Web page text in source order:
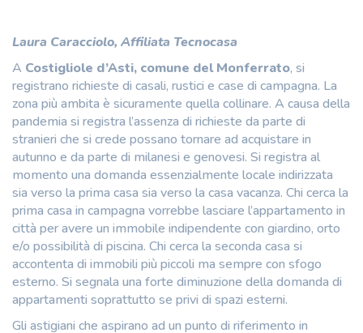
Laura Caracciolo, Affiliata Tecnocasa
A Costigliole d’Asti, comune del Monferrato, si
registrano richieste di casali, rustici e case di campagna. La
zona più ambita è sicuramente quella collinare. A causa della
pandemia si registra l’assenza di richieste da parte di
stranieri che si crede possano tornare ad acquistare in
autunno e da parte di milanesi e genovesi. Si registra al
momento una domanda essenzialmente locale indirizzata
sia verso la prima casa sia verso la casa vacanza. Chi cerca la
prima casa in campagna vorrebbe lasciare l’appartamento in
città per avere un immobile indipendente con giardino, orto
e/o possibilità di piscina. Chi cerca la seconda casa si
accontenta di immobili più piccoli ma sempre con sfogo
esterno. Si segnala una forte diminuzione della domanda di
appartamenti soprattutto se privi di spazi esterni.
Gli astigiani che aspirano ad un punto di riferimento in